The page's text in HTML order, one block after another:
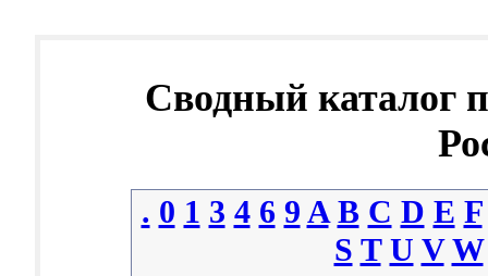
Сводный каталог
. 0 1 3 4 6 9 A B C D E F
S T U V W